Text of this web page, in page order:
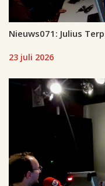
Nieuws071: Julius
23 juli 2026